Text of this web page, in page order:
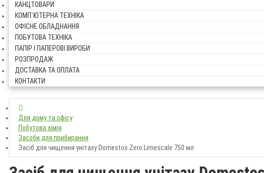
КАНЦТОВАРИ
КОМП`ЮТЕРНА ТЕХНІКА
ОФІСНЕ ОБЛАДНАННЯ
ПОБУТОВА ТЕХНІКА
ПАПІР І ПАПЕРОВІ ВИРОБИ
РОЗПРОДАЖ
ДОСТАВКА ТА ОПЛАТА
КОНТАКТИ
Для дому та офісу
Побутова хімія
Засоби для прибирання
Засіб для чищення унітазу Domestos Zero Limescale 750 мл